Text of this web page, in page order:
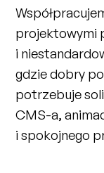
projektowymi
i
gdzie dobry
potrzebuje
CMS-a,
i spokojnego